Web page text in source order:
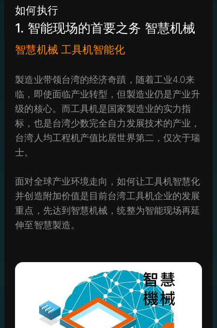
如何执行
1. 智能现场的首要之务 智慧机械
智慧机械 工具机智能化
製造业带领台湾的经济奇蹟，随着工业4.0来
临，即使面临产业转型，但製造业仍是产业升
级的核心。而工具机是国家製造业的实力指
标，也是台湾少数完全自力发展技术的产业，
台湾人均工程机产值比居世界第二，仅次于瑞
士。
面对全球产业环境走向，如何让工具机智慧化
并创造附加价值是目前台湾工具机企业的发展
重点，先达到智慧机械，统整为智能现场再延
伸至智慧製造。